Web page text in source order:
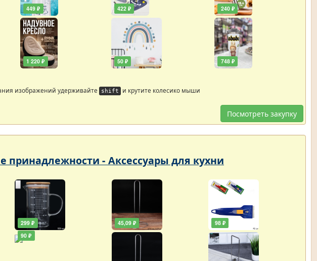
449 ₽
1 220 ₽
422 ₽
50 ₽
240 ₽
748 ₽
изображений удерживайте shift и крутите колесико мыши
Посмотреть закупку
принадлежности - Аксессуары для кухни
299 ₽
90 ₽
45,09 ₽ 98 ₽